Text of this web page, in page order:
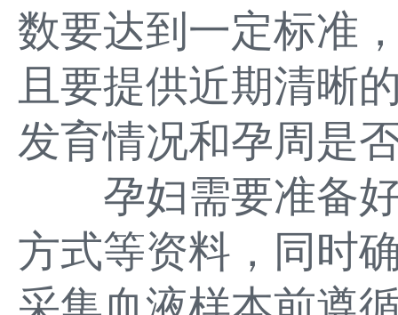
数要达到一定标准
且要提供近期清晰
发育情况和孕周是
孕妇需要准备好
方式等资料，同时